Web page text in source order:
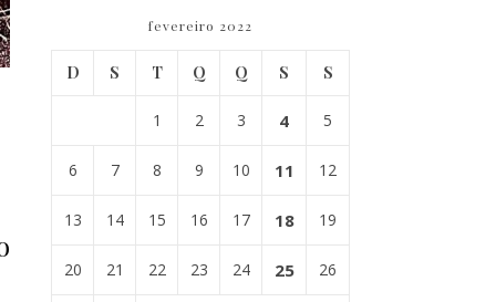
fevereiro 2022
D S T Q Q S S
1 2 3 4 5
6 7 8 9 10 11 12
13 14 15 16 17 18 19
20 21 22 23 24 25 26